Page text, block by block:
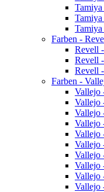
Tamiya
Farben -
Revell
Revell
Revell
Farben -
Vallejo
Vallejo
Vallejo
Vallejo
Vallejo
Vallejo
Vallejo
Vallejo
Vallejo
Vallejo